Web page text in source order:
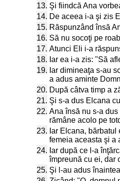
13. Şi fiindcă Ana
14. De aceea i-a şi zis
15. Răspunzând însă
16. Să nu socoţi pe
17. Atunci Eli i-a
18. Iar ea i-a zis: "Să
19. Iar dimineaţa s-au
a adus aminte
20. După câtva timp a
21. Şi s-a dus Elcana
22. Ana însă nu s-a
rămâne acolo pe
23. Iar Elcana,
femeia aceasta şi a
24. Iar după ce l-a
împreună cu ei, dar
25. Şi l-au adus